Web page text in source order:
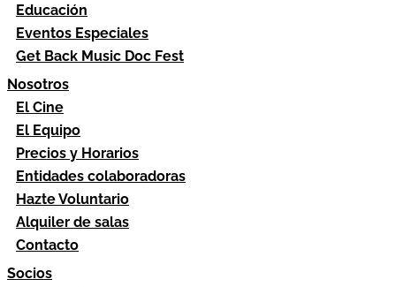
Educación
Eventos Especiales
Get Back Music Doc Fest
Nosotros
El Cine
El Equipo
Precios y Horarios
Entidades colaboradoras
Hazte Voluntario
Alquiler de salas
Contacto
Socios